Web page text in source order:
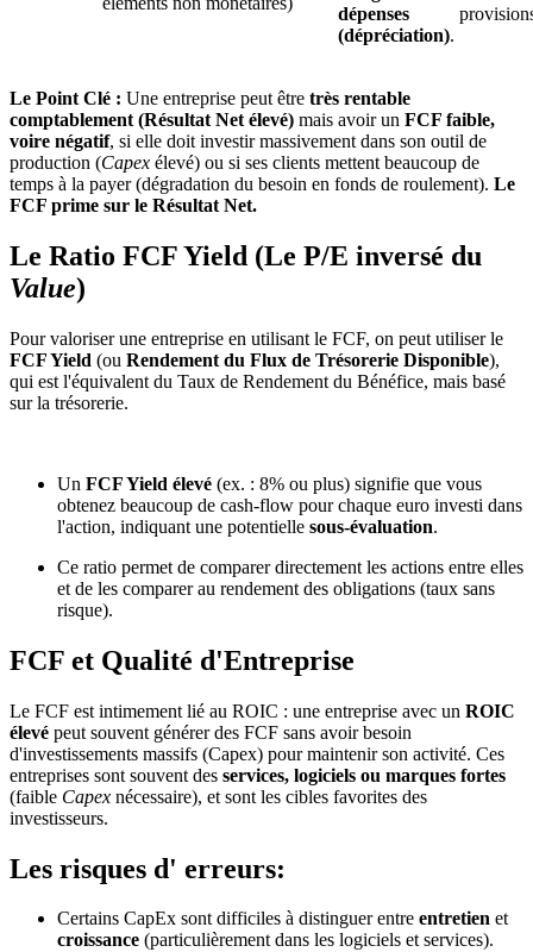
dépenses
(dépréciation).
Le Point Clé : Une entreprise peut être très rentable
comptablement (Résultat Net élevé) mais avoir un FCF faible,
voire négatif, si elle doit investir massivement dans son outil de
production (Capex élevé) ou si ses clients mettent beaucoup de
temps à la payer (dégradation du besoin en fonds de roulement). Le
FCF prime sur le Résultat Net.
Le Ratio FCF Yield (Le P/E inversé du
Value)
Pour valoriser une entreprise en utilisant le FCF, on peut utiliser le
FCF Yield (ou Rendement du Flux de Trésorerie Disponible),
qui est l'équivalent du Taux de Rendement du Bénéfice, mais basé
sur la trésorerie.
Un FCF Yield élevé (ex. : 8% ou plus) signifie que vous
obtenez beaucoup de cash-flow pour chaque euro investi dans
l'action, indiquant une potentielle sous-évaluation.
Ce ratio permet de comparer directement les actions entre elles
et de les comparer au rendement des obligations (taux sans
risque).
FCF et Qualité d'Entreprise
Le FCF est intimement lié au ROIC : une entreprise avec un ROIC
élevé peut souvent générer des FCF sans avoir besoin
d'investissements massifs (Capex) pour maintenir son activité. Ces
entreprises sont souvent des services, logiciels ou marques fortes
(faible Capex nécessaire), et sont les cibles favorites des
investisseurs.
Les risques d' erreurs:
Certains CapEx sont difficiles à distinguer entre entretien et
croissance (particulièrement dans les logiciels et services).